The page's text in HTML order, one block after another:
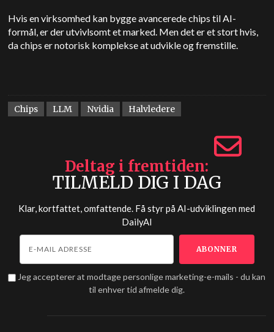
Hvis en virksomhed kan bygge avancerede chips til AI-
formål, er der utvivlsomt et marked. Men det er et stort hvis,
da chips er notorisk komplekse at udvikle og fremstille.
Chips LLM Nvidia Halvledere
Deltag i fremtiden
TILMELD DIG I DAG
Klar, kortfattet, omfattende. Få styr på AI-udviklingen med
DailyAI
Jeg accepterer at modtage personlige marketing-e-mails - du kan
til enhver tid afmelde dig.